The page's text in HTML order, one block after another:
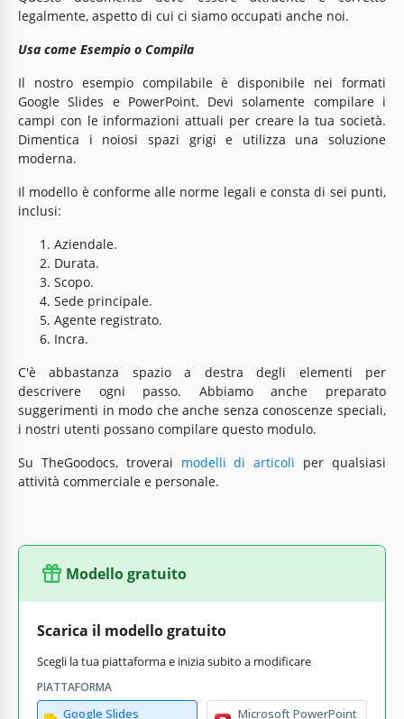
legalmente, aspetto di cui ci siamo occupati anche noi.
Usa come Esempio o Compila
Il nostro esempio compilabile è disponibile nei formati
Google Slides e PowerPoint. Devi solamente compilare i
campi con le informazioni attuali per creare la tua società.
Dimentica i noiosi spazi grigi e utilizza una soluzione
moderna.
Il modello è conforme alle norme legali e consta di sei punti,
inclusi:
Aziendale.
Durata.
Scopo.
Sede principale.
Agente registrato.
Incra.
C'è abbastanza spazio a destra degli elementi per
descrivere ogni passo. Abbiamo anche preparato
suggerimenti in modo che anche senza conoscenze speciali,
i nostri utenti possano compilare questo modulo.
Su TheGoodocs, troverai modelli di articoli per qualsiasi
attività commerciale e personale.
Modello gratuito
Scarica il modello gratuito
Scegli la tua piattaforma e inizia subito a modificare
PIATTAFORMA
Google Slides Microsoft PowerPoint